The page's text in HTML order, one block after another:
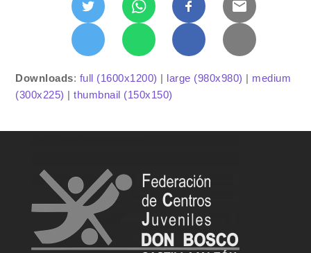
Downloads: full (1600x1200) | large (980x980) | medium
(300x225) |thumbnail (150x150)